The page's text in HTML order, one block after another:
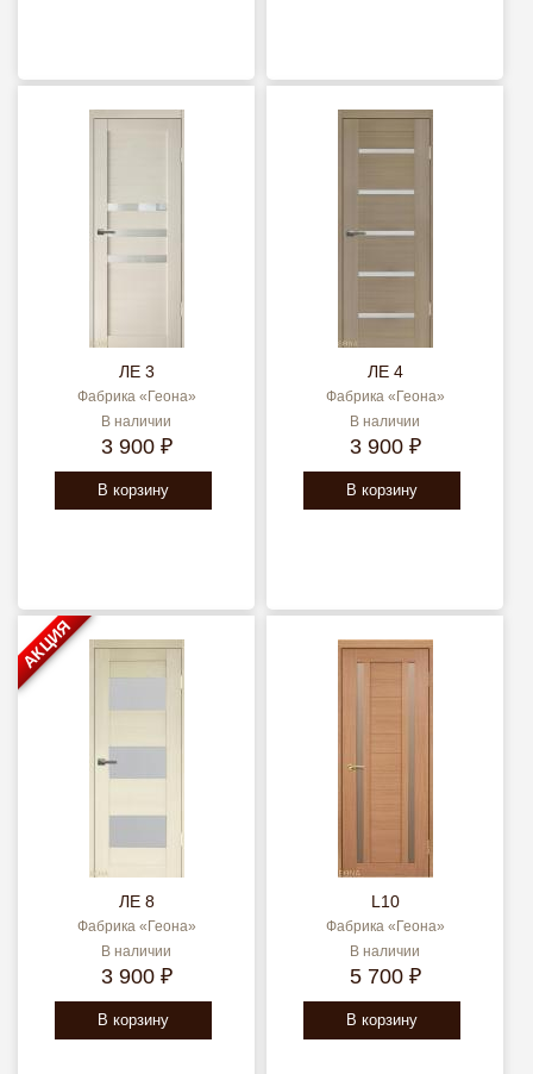
ЛЕ 3
Фабрика «Геона»
В наличии
3 900 ₽
В корзину
ЛЕ 4
Фабрика «Геона»
В наличии
3 900 ₽
В корзину
ЛЕ 8
Фабрика «Геона»
В наличии
3 900 ₽
В корзину
АКЦИЯ
L10
Фабрика «Геона»
В наличии
5 700 ₽
В корзину